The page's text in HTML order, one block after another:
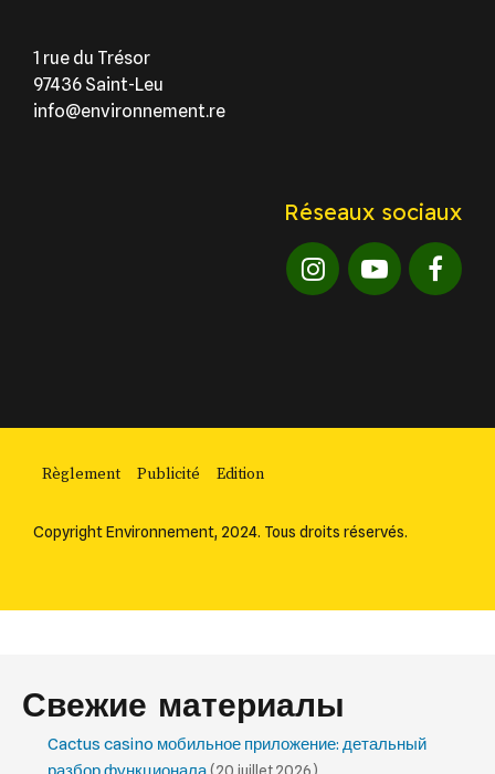
1 rue du Trésor
97436 Saint-Leu
info@environnement.re
Réseaux sociaux
Règlement Publicité Edition
Copyright Environnement, 2024. Tous droits réservés.
Свежие материалы
Cactus casino мобильное приложение: детальный